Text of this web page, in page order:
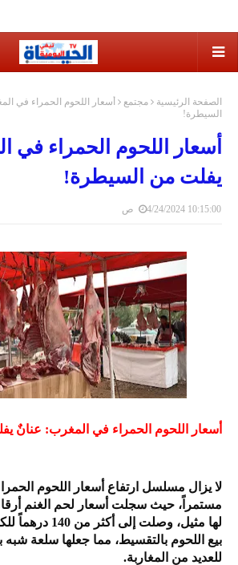
الصفحة الرئيسية مجتمع
أسعار اللحوم الحمراء في
السيطرة!
أسعار اللحوم الحمراء في
يفلت من السيطرة!
4/24/2024 10:15:00 ص
أسعار اللحوم الحمراء في المغرب: عنانٌ
لا يزال مسلسل ارتفاع أسعار اللحوم
مستمراً، حيث سجلت أسعار لحم الغنم
لها مثيل، وصلت
بيع اللحوم بالتقسيط، مما جعلها سلعة شبه
للعديد من المغاربة.